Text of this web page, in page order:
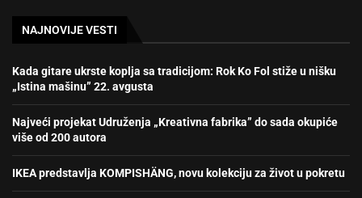
NAJNOVIJE VESTI
Kada gitare ukrste koplja sa tradicijom: Rok Ko Fol stiže u nišku
„Istina mašinu” 22. avgusta
Najveći projekat Udruženja „Kreativna fabrika” do sada okupiće
više od 200 autora
IKEA predstavlja KOMPISHÄNG, novu kolekciju za život u pokretu